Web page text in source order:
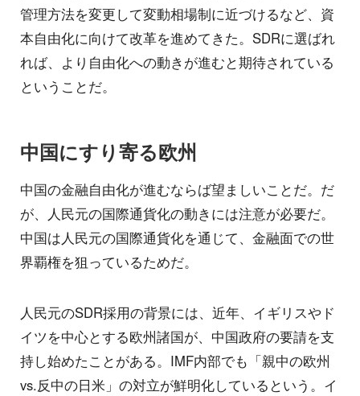
管理方法を変更して変動相場制に近づけるなど、資
本自由化に向けて改革を進めてきた。SDRに選ばれ
れば、より自由化への動きが進むと期待されている
ということだ。
中国にすり寄る欧州
中国の金融自由化が進むならば望ましいことだ。だ
が、人民元の国際通貨化の動きには注意が必要だ。
中国は人民元の国際通貨化を通じて、金融面での世
界覇権を狙っているためだ。
人民元のSDR採用の背景には、近年、イギリスやド
イツを中心とする欧州諸国が、中国政府の要請を支
持し始めたことがある。IMF内部でも「親中の欧州
vs.反中の日米」の対立が鮮明化しているという。イ